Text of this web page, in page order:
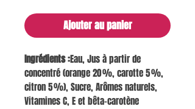
Ajouter au panier
Ingrédients :Eau, Jus à partir de
concentré (orange 20 %, carotte 5 %,
citron 5 %), Sucre, Arômes naturels,
Vitamines C, E et bêta-carotène